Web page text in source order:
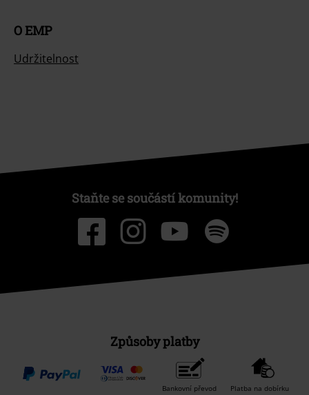
O EMP
Udržitelnost
Staňte se součástí komunity!
Způsoby platby
Bankovní převod Platba na dobírku